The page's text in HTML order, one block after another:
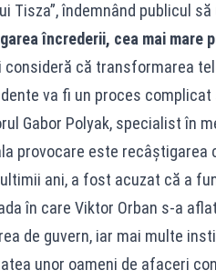
Tisza”, îndemnând publicul
încrederii, cea mai mare
consideră că transformarea
va fi un proces complicat
Gabor Polyak, specialist în
provocare este
ani, a fost acuzat că a
în care Viktor Orban s-a
de guvern, iar mai multe
unor oameni de afaceri